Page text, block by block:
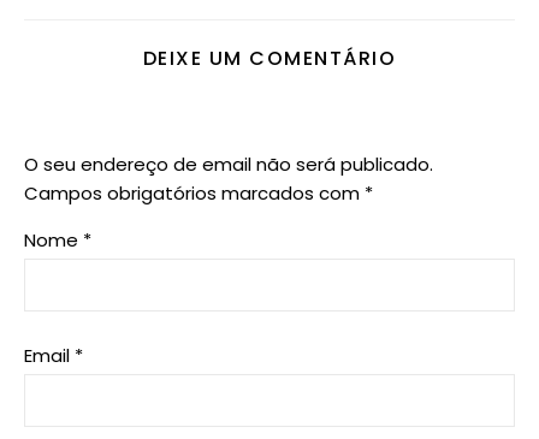
DEIXE UM COMENTÁRIO
O seu endereço de email não será publicado.
Campos obrigatórios marcados com *
Nome *
Email *